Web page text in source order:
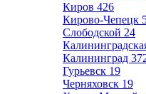
Киров 426
Кирово-Чепецк
Слободской 24
Калининград
Гурьевск 19
Черняховск 19